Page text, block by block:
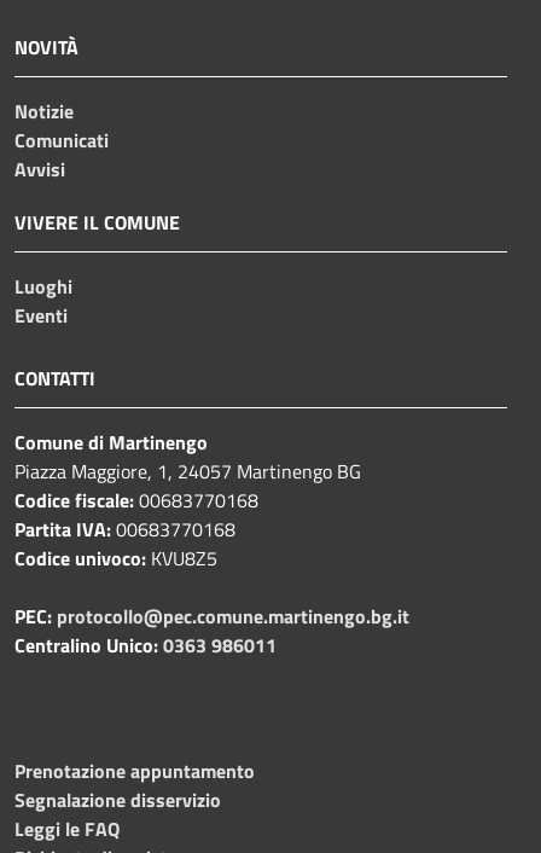
NOVITÀ
Notizie
Comunicati
Avvisi
VIVERE IL COMUNE
Luoghi
Eventi
CONTATTI
Comune di Martinengo
Piazza Maggiore, 1, 24057 Martinengo BG
Codice fiscale:00683770168
Partita IVA:00683770168
Codice univoco: KVU8Z5
PEC: protocollo@pec.comune.martinengo.bg.it
Centralino Unico:0363 986011
Prenotazione appuntamento
Segnalazione disservizio
Leggi le FAQ